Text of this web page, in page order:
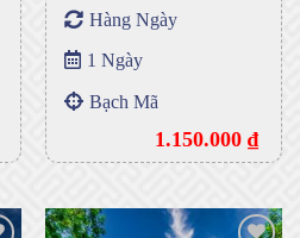
1.150.000₫
Hàng Ngày
1 Ngày
Bạch Mã